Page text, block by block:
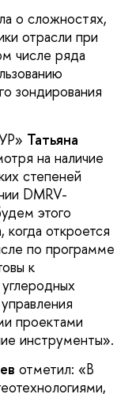
о сложностях,
отрасли при
числе ряда
зондирования
Татьяна
на наличие
степеней
DMRV-
этого
когда откроется
по программе
к
проектами
инструменты».
отметил: «В